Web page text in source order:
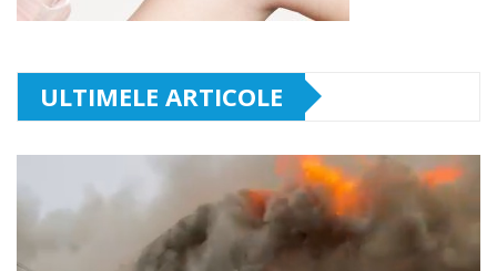
ULTIMELE ARTICOLE